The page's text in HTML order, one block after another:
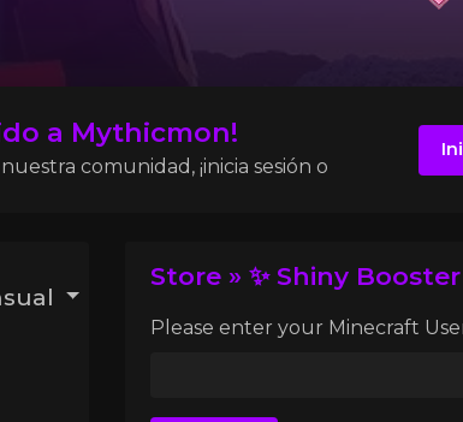
a Mythicmon!
comunidad, ¡inicia sesión o
Store » ✨ Shiny Booster
Please enter your Minecraft